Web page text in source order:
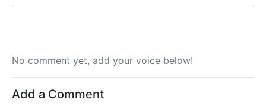
No comment yet, add your voice below!
Add a Comment